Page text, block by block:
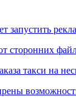
запустить
сторонних
такси на